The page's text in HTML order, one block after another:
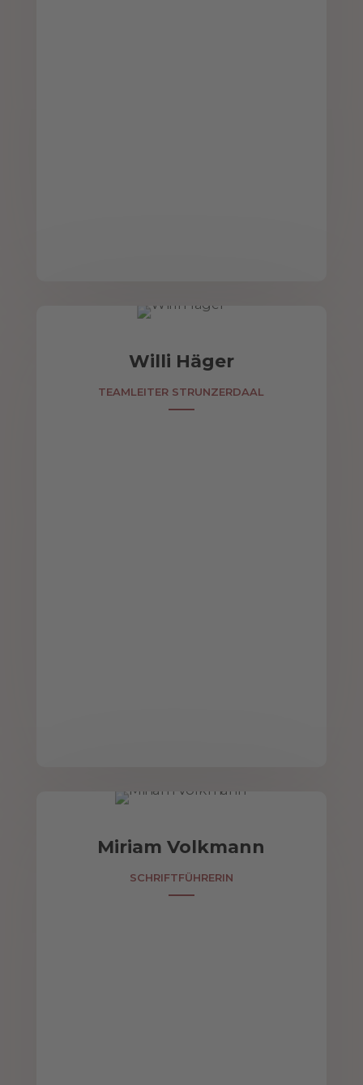
Willi Häger
TEAMLEITER STRUNZERDAAL
Miriam Volkmann
SCHRIFTFÜHRERIN